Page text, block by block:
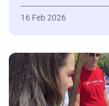
16 Feb 2026